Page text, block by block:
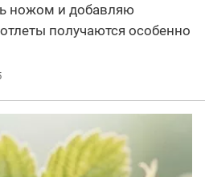
ножом и добавляю
получаются особенно